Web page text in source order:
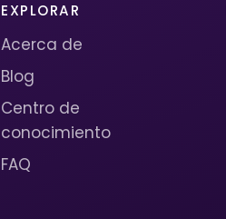
EXPLORAR
Acerca de
Blog
Centro de
conocimiento
FAQ